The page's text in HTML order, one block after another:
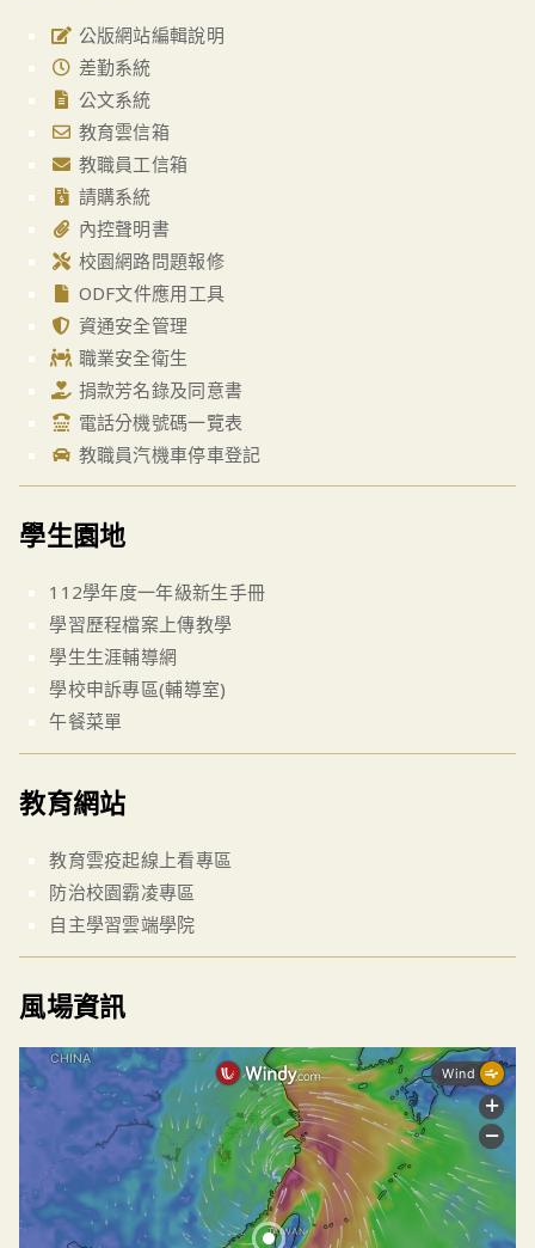
公版網站編輯說明
差勤系統
公文系統
教育雲信箱
教職員工信箱
請購系統
內控聲明書
校園網路問題報修
ODF文件應用工具
資通安全管理
職業安全衛生
捐款芳名錄及同意書
電話分機號碼一覽表
教職員汽機車停車登記
學生園地
112學年度一年級新生手冊
學習歷程檔案上傳教學
學生生涯輔導網
學校申訴專區(輔導室)
午餐菜單
教育網站
教育雲疫起線上看專區
防治校園霸凌專區
自主學習雲端學院
風場資訊